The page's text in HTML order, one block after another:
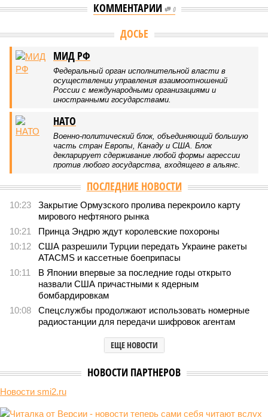
КОММЕНТАРИИ 0
Версия //Конфликт //Монополия вкладывалась-вкладывалась в
Монополия вкладывалась-вкладывалась в Армению и
довкладывалась
РЖД против своей страны
Монополия вкладывалась-вкладывалась в Армению и довкладывалась
(фото: Deep Vision)
Премьер закавказской республики Никол Пашинян заявил, что
его страна может потребовать у Москвы до 2 млрд долларов
ежегодно за аренду Южно-Кавказской железной дороги (ЮКЖД).
В настоящий момент та эксплуатируется «дочкой» ОАО «РЖД»,
причём исключительно за российский счёт. И в
складывающейся ситуации, кажется, больше вопросов не к
Еревану, а к гендиректору монополии Олегу Белозёрову.
По мнениюПашиняна, он не высказал ничего из ряда вон
выходящего. Дескать, Ереван считает транспортную сеть
своей собственностью и теперь намерен просить за аренду
«железки» означенную сумму. При этом, как отмечают
раскрыла методику его калькуляции, то есть, получается,
взяла цифры с потолка. Отдельно стоит отметить, что
заключённый в 2008 году между Арменией и ОАО «РЖД»
концессионный договор, согласно которому российская